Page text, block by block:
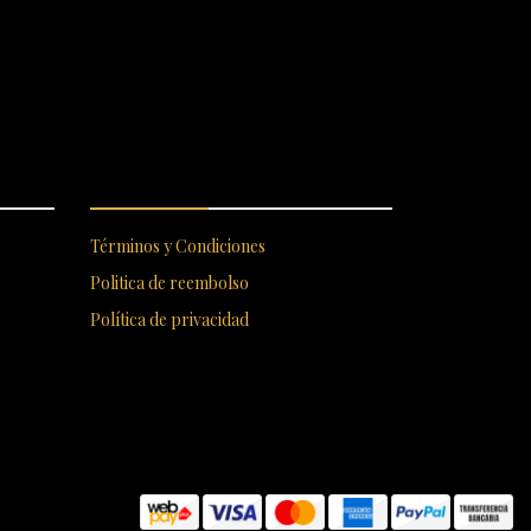
Términos y Condiciones
Politica de reembolso
Política de privacidad